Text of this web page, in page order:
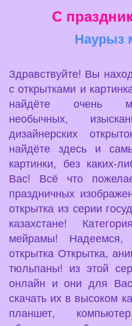
С
Наурыз
Здравствуйте! Вы
с открытками и
найдёте очень
необычных,
дизайнерских
найдёте здесь и
картинки, без каких-
Вас! Всё что
праздничных
открытка из серии
казахстане!
мейрамы!
открытка Открытка,
тюльпаны! из этой
онлайн и они для
скачать их в высоком
планшет,